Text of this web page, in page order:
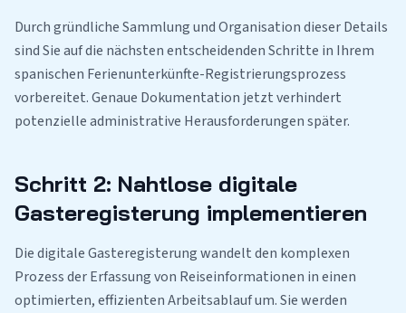
Durch gründliche Sammlung und Organisation dieser Details
sind Sie auf die nächsten entscheidenden Schritte in Ihrem
spanischen Ferienunterkünfte-Registrierungsprozess
vorbereitet. Genaue Dokumentation jetzt verhindert
potenzielle administrative Herausforderungen später.
Schritt 2: Nahtlose digitale
Gasteregisterung implementieren
Die digitale Gasteregisterung wandelt den komplexen
Prozess der Erfassung von Reiseinformationen in einen
optimierten, effizienten Arbeitsablauf um. Sie werden